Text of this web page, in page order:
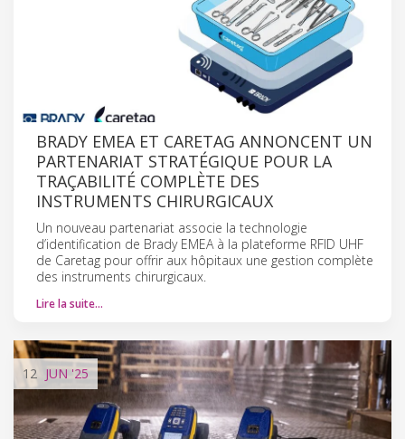
BRADY EMEA ET CARETAG ANNONCENT UN
PARTENARIAT STRATÉGIQUE POUR LA
TRAÇABILITÉ COMPLÈTE DES
INSTRUMENTS CHIRURGICAUX
Un nouveau partenariat associe la technologie
d’identification de Brady EMEA à la plateforme RFID UHF
de Caretag pour offrir aux hôpitaux une gestion complète
des instruments chirurgicaux.
Lire la suite…
12 JUN'25